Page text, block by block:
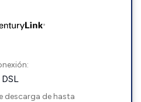
DSL
descarga de hasta